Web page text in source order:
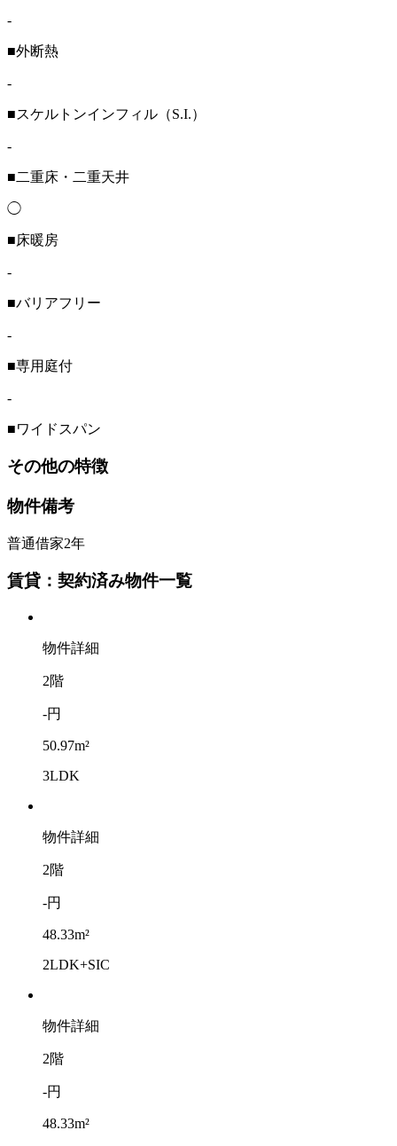
-
■外断熱
-
■スケルトンインフィル（S.I.）
-
■二重床・二重天井
◯
■床暖房
-
■バリアフリー
-
■専用庭付
-
■ワイドスパン
その他の特徴
物件備考
普通借家2年
賃貸：契約済み物件一覧
物件詳細
2階
-円
50.97m²
3LDK
物件詳細
2階
-円
48.33m²
2LDK+SIC
物件詳細
2階
-円
48.33m²